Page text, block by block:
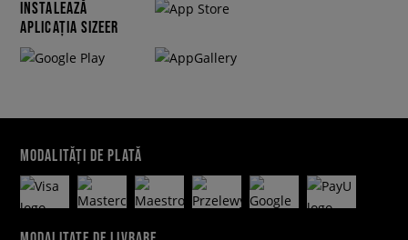
INSTALEAZĂ
APLICAȚIA SIZEER
MODALITĂȚI DE PLATĂ